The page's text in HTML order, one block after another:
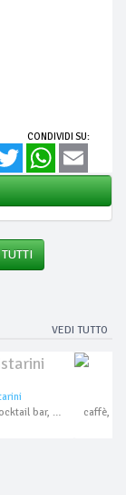
CONDIVIDI SU:
Twitter WhatsApp
VEDI TUTTO
caffè, ristorante, cocktail bar, aperitivo